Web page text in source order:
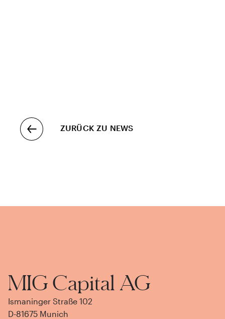
ZURÜCK ZU NEWS
MIG Capital AG
Ismaninger Straße 102
D-81675 Munich